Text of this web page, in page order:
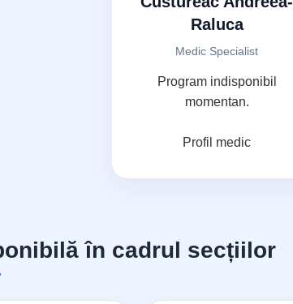
Raluca
Medic Specialist
Program indisponibil
momentan.
Profil medic
în cadrul secțiilor